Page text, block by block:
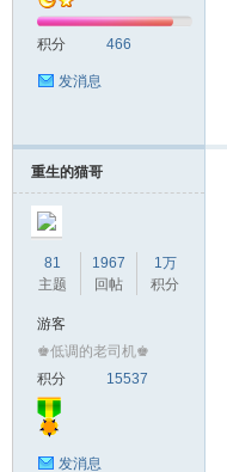
积分 466
发消息
重生的猫哥
81
主题
1967
回帖
1万
积分
游客
♚低调的老司机♚
积分
15537
发消息